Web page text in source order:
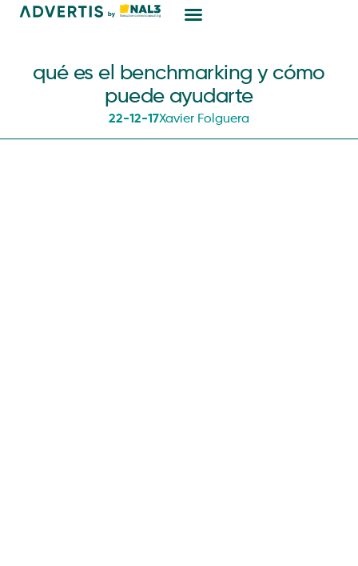
qué es el benchmarking y cómo
puede ayudarte
22-12-17Xavier Folguera